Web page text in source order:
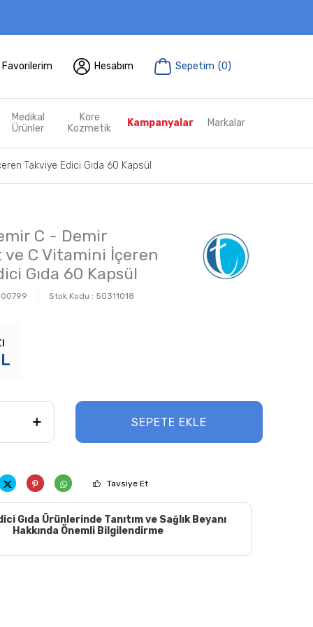
Favorilerim Hesabım Sepetim (0)
Medikal
Ürünler
Kore
Kozmetik
Kampanyalar Markalar
Takviye Edici Gıda 60 Kapsül
C - Demir
ve C Vitamini İçeren
Gıda 60 Kapsül
Stok Kodu : 50311018
SEPETE EKLE
Tavsiye Et
Gıda Ürünlerinde Tanıtım ve Sağlık Beyanı
Hakkında Önemli Bilgilendirme